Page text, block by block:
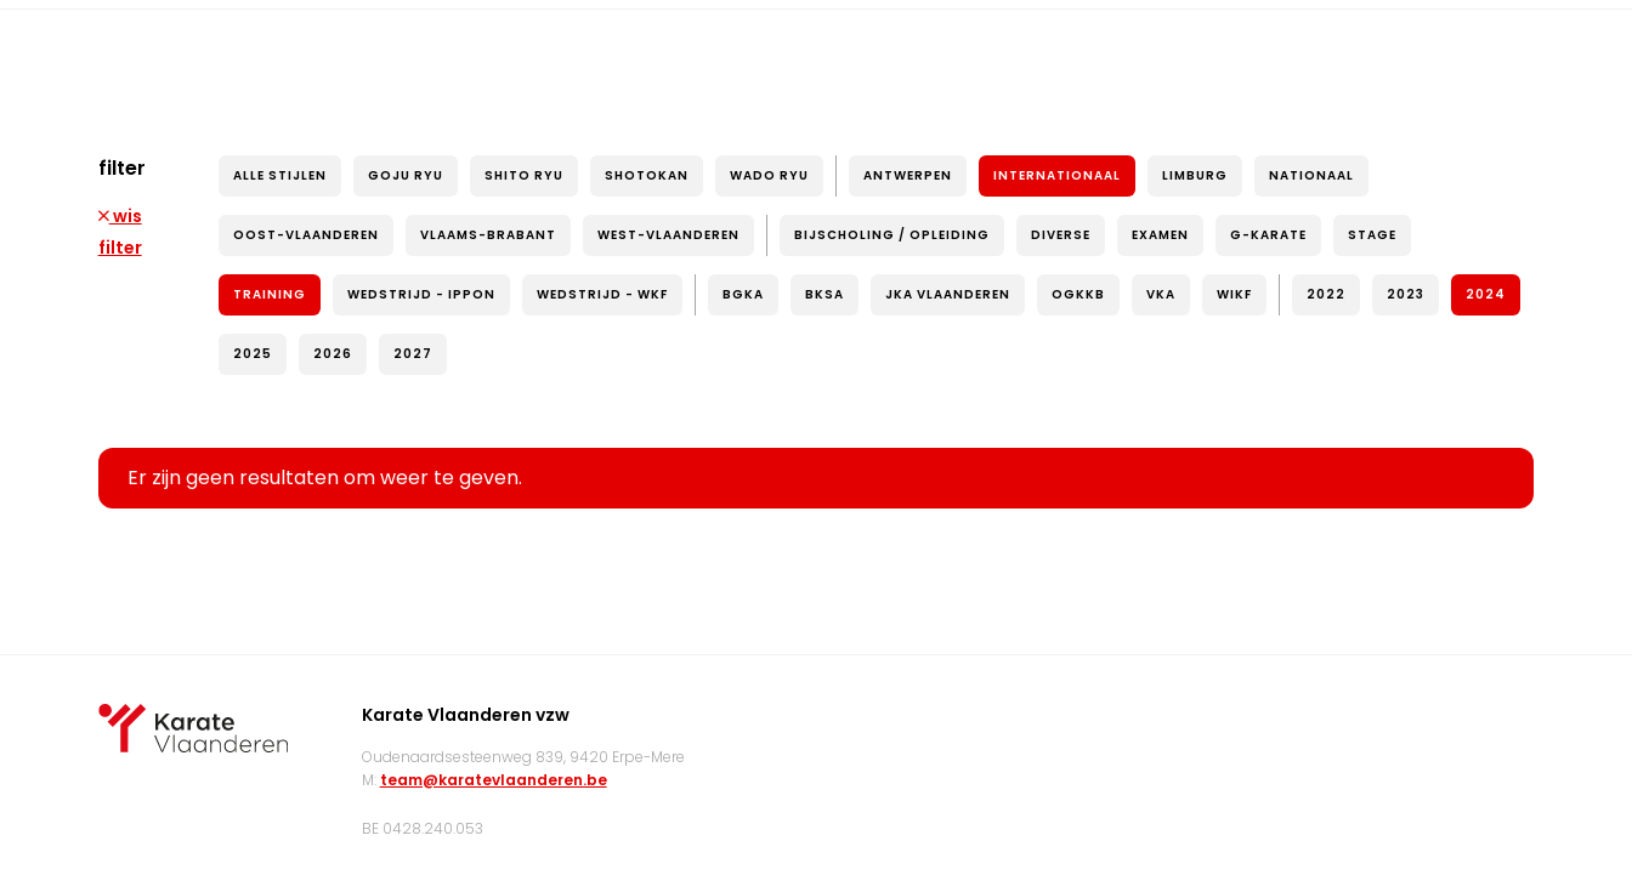
filter
wis
filter
ALLE STIJLEN GOJU RYU SHITO RYU SHOTOKAN WADO RYU ANTWERPEN INTERNATIONAAL LIMBURG NATIONAAL
OOST-VLAANDEREN VLAAMS-BRABANT WEST-VLAANDEREN BIJSCHOLING / OPLEIDING DIVERSE EXAMEN G-KARATE STAGE
TRAINING WEDSTRIJD - IPPON WEDSTRIJD - WKF BGKA BKSA JKA VLAANDEREN OGKKB VKA WIKF 2022 2023 2024
2025 2026 2027
Er zijn geen resultaten om weer te geven.
Karate Vlaanderen vzw
Oudenaardsesteenweg 839, 9420 Erpe-Mere
M: team@karatevlaanderen.be
BE 0428.240.053